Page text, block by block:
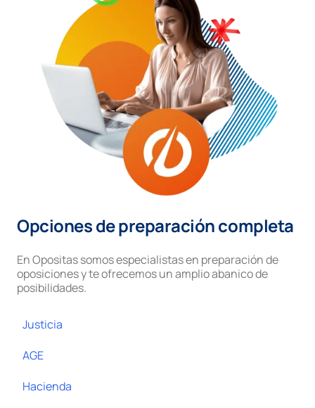
Opciones de preparación completa
En Opositas somos especialistas en preparación de
oposiciones y te ofrecemos un amplio abanico de
posibilidades.
Justicia
AGE
Hacienda